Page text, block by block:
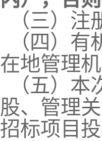
（三）
（四）
在地管理
（五）
股、管理
招标项目